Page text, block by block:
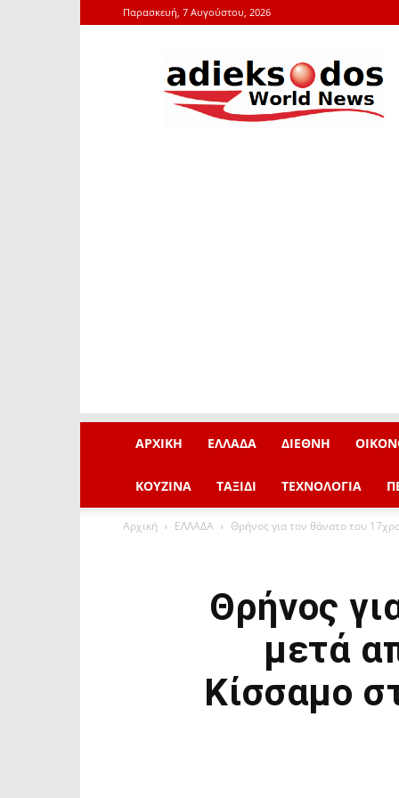
Παρασκευή, 7 Αυγούστου, 2026
adieksodos.gr
ΑΡΧΙΚΗ ΕΛΛΑΔΑ ΔΙΕΘΝΗ
ΚΟΥΖΙΝΑ ΤΑΞΙΔΙ ΤΕΧΝΟΛΟΓΙΑ
Αρχική ΕΛΛΑΔΑ Θρήνος για τον θάνατο του
Θρήνος
μετά
Κίσσαμο